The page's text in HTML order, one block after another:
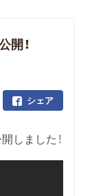
開！
シェア
しました！